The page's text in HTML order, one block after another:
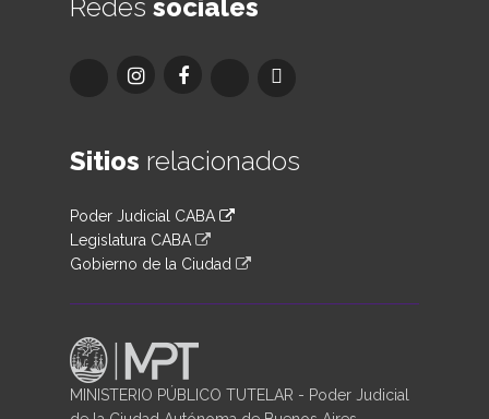
Redes sociales
Sitios relacionados
Poder Judicial CABA
Legislatura CABA
Gobierno de la Ciudad
MINISTERIO PÚBLICO TUTELAR - Poder Judicial